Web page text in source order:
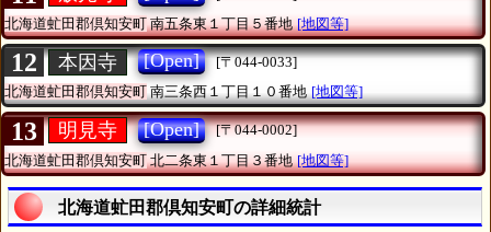
北海道虻田郡倶知安町南五条東１丁目５番地 [地図等]
12 本因寺 [Open]
[〒044-0033]
北海道虻田郡倶知安町南三条西１丁目１０番地 [地図等]
13 明見寺 [Open]
[〒044-0002]
北海道虻田郡倶知安町北二条東１丁目３番地 [地図等]
北海道虻田郡倶知安町の詳細統計